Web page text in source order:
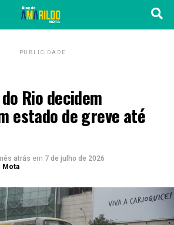
PUBLICIDADE
Rio decidem
estado de greve até
atrás em 7 de julho de 2026
Mota